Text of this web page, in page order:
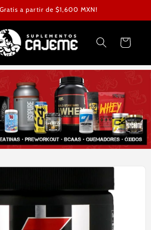
a partir de $1,600 MXN!
Carrito